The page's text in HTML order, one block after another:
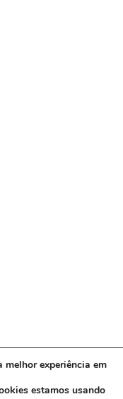
melhor experiência em
estamos usando